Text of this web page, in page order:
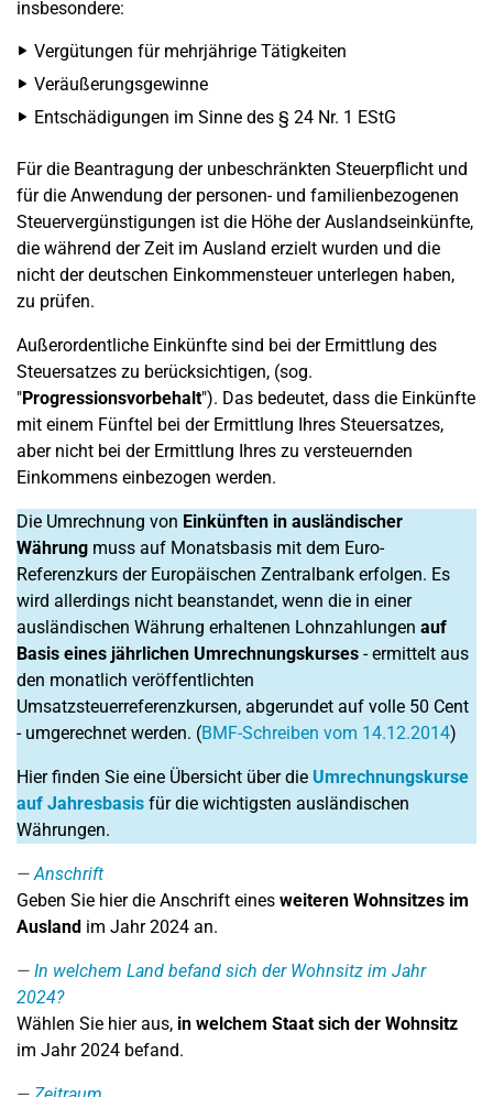
insbesondere:
Vergütungen für mehrjährige Tätigkeiten
Veräußerungsgewinne
Entschädigungen im Sinne des § 24 Nr. 1 EStG
Für die Beantragung der unbeschränkten Steuerpflicht und
für die Anwendung der personen- und familienbezogenen
Steuervergünstigungen ist die Höhe der Auslandseinkünfte,
die während der Zeit im Ausland erzielt wurden und die
nicht der deutschen Einkommensteuer unterlegen haben,
zu prüfen.
Außerordentliche Einkünfte sind bei der Ermittlung des
Steuersatzes zu berücksichtigen, (sog.
"Progressionsvorbehalt"). Das bedeutet, dass die Einkünfte
mit einem Fünftel bei der Ermittlung Ihres Steuersatzes,
aber nicht bei der Ermittlung Ihres zu versteuernden
Einkommens einbezogen werden.
Die Umrechnung von Einkünften in ausländischer
Währung muss auf Monatsbasis mit dem Euro-
Referenzkurs der Europäischen Zentralbank erfolgen. Es
wird allerdings nicht beanstandet, wenn die in einer
ausländischen Währung erhaltenen Lohnzahlungen auf
Basis eines jährlichen Umrechnungskurses - ermittelt aus
den monatlich veröffentlichten
Umsatzsteuerreferenzkursen, abgerundet auf volle 50 Cent
- umgerechnet werden. (BMF-Schreiben vom 14.12.2014)
Hier finden Sie eine Übersicht über die Umrechnungskurse
auf Jahresbasis für die wichtigsten ausländischen
Währungen.
Anschrift
Geben Sie hier die Anschrift eines weiteren Wohnsitzes im
Ausland im Jahr 2024 an.
In welchem Land befand sich der Wohnsitz im Jahr
2024?
Wählen Sie hier aus, in welchem Staat sich der Wohnsitz
im Jahr 2024 befand.